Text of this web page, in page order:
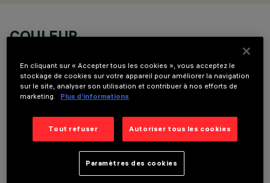
COULEUR
DONNÉES TECHNIQUES
DERNIÈRE MISE À JOUR: 01/08/2026
En cliquant sur « Accepter tous les cookies », vous acceptez le
stockage de cookies sur votre appareil pour améliorer la navigation
sur le site, analyser son utilisation et contribuer à nos efforts de
marketing.
Plus d’informations
Tout refuser Autoriser tous les cookies
Paramètres des cookies